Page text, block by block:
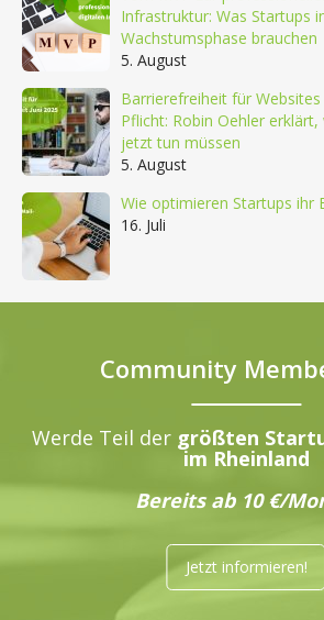
Infrastruktur: Was Startups
Wachstumsphase brauchen
5. August
Barrierefreiheit für Websites
Pflicht: Robin Oehler
jetzt tun müssen
5. August
Wie optimieren Startups ihr
16. Juli
Community
Werde Teil der größten
im Rheinland
Bereits ab 10 €/
Jetzt informieren!